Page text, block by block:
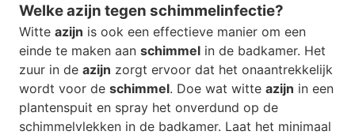
Welke azijn tegen schimmelinfectie?
Witte azijn is ook een effectieve manier om een
einde te maken aan schimmel in de badkamer. Het
zuur in de azijn zorgt ervoor dat het onaantrekkelijk
wordt voor de schimmel. Doe wat witte azijn in een
plantenspuit en spray het onverdund op de
schimmelvlekken in de badkamer. Laat het minimaal